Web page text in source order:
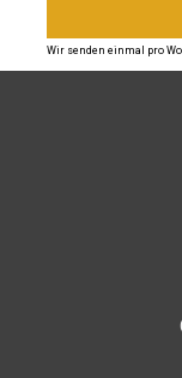
Wir senden einmal pro